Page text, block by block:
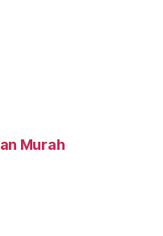
Murah